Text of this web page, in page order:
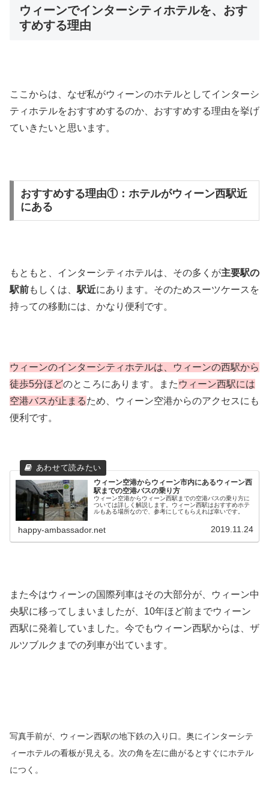
ウィーンでインターシティホテルを、おす
すめする理由
ここからは、なぜ私がウィーンのホテルとしてインターシ
ティホテルをおすすめするのか、おすすめする理由を挙げ
ていきたいと思います。
おすすめする理由①：ホテルがウィーン西駅近
にある
もともと、インターシティホテルは、その多くが主要駅の
駅前もしくは、 駅近にあります。そのためスーツケースを
持っての移動には、かなり便利です。
ウィーンのインターシティホテルは、ウィーンの西駅から
徒歩5分ほどのところにあります。また ウィーン西駅には
空港バスが止まるため、ウィーン空港からのアクセスにも
便利です。
ウィーン空港からウィーン市内にあるウィーン西
駅までの空港バスの乗り方
ウィーン空港からウィーン西駅までの空港バスの乗り方に
ついては詳しく解説します。ウィーン西駅はおすすめホテ
ルもある場所なので、参考にしてもらえれば幸いです。
happy-ambassador.net 2019.11.24
また今はウィーンの国際列車はその大部分が、ウィーン中
央駅に移ってしまいましたが、10年ほど前までウィーン
西駅に発着していました。今でもウィーン西駅からは、ザ
ルツブルクまでの列車が出ています。
写真手前が、ウィーン西駅の地下鉄の入り口。奥にインターシテ
ィーホテルの看板が見える。次の角を左に曲がるとすぐにホテル
につく。